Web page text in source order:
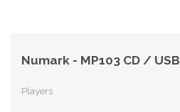
Numark - MP103 CD / USB
Players